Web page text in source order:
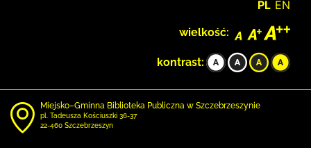
PL EN
wielkość:
kontrast:
Miejsko–Gminna Biblioteka Publiczna w Szczebrzeszynie
pl. Tadeusza Kościuszki 36-37
22-460 Szczebrzeszyn